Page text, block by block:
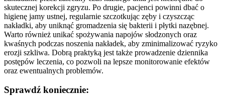
skutecznej korekcji zgryzu. Po drugie, pacjenci powinni dbać o
higienę jamy ustnej, regularnie szczotkując zęby i czyszcząc
nakładki, aby uniknąć gromadzenia się bakterii i płytki nazębnej.
Warto również unikać spożywania napojów słodzonych oraz
kwaśnych podczas noszenia nakładek, aby zminimalizować ryzyko
erozji szkliwa. Dobrą praktyką jest także prowadzenie dziennika
postępów leczenia, co pozwoli na lepsze monitorowanie efektów
oraz ewentualnych problemów.
Sprawdź koniecznie: